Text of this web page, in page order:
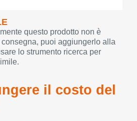
questo prodotto non è
puoi aggiungerlo alla
lo strumento ricerca per
il costo del